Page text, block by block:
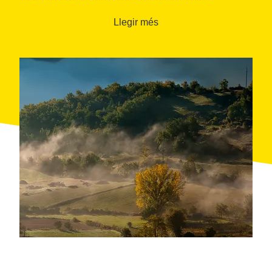
seguir les passes dels jaciments megalítics visitant
Llegir més